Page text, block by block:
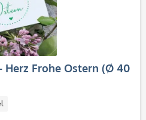
Herz Frohe Ostern (Ø 40